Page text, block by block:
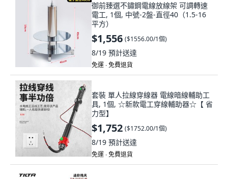
御前臻選不鏽鋼電線放線架 可調轉速
電工, 1個, 中號-2盤-直徑40（1.5-16
平方）
$1,556 ($1556.00/1個)
8/19 預計送達
免運 ∙ 免費退貨
套裝 單人拉線穿線器 電線暗線輔助工
具, 1個, ☆新款電工穿線輔助器☆【 省
力型】
$1,752 ($1752.00/1個)
8/19 預計送達
免運 ∙ 免費退貨